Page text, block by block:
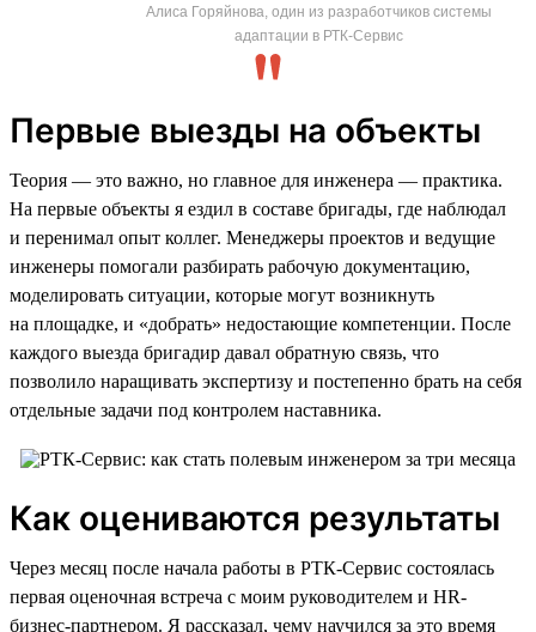
Алиса Горяйнова, один из разработчиков системы
адаптации в РТК-Сервис
Первые выезды на объекты
Теория — это важно, но главное для инженера — практика.
На первые объекты я ездил в составе бригады, где наблюдал
и перенимал опыт коллег. Менеджеры проектов и ведущие
инженеры помогали разбирать рабочую документацию,
моделировать ситуации, которые могут возникнуть
на площадке, и «добрать» недостающие компетенции. После
каждого выезда бригадир давал обратную связь, что
позволило наращивать экспертизу и постепенно брать на себя
отдельные задачи под контролем наставника.
Как оцениваются результаты
Через месяц после начала работы в РТК-Сервис состоялась
первая оценочная встреча с моим руководителем и HR-
бизнес-партнером. Я рассказал, чему научился за это время